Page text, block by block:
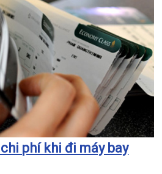
phí khi đi máy bay